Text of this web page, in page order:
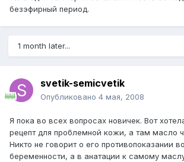
безэфирный период.
1 month later...
svetik-semicvetik
Опубликовано 4 мая, 2008
Я пока во всех вопросах новичек. Вот
рецепт для проблемной кожи, а там масло
Никто не говорит о его противопоказании
беременности, а в анатации к самому